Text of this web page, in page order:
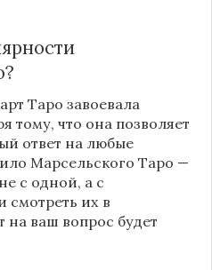
Таро завоевала
тому, что она позволяет
ответ на любые
Марсельского Таро —
с одной, а с
смотреть их в
на ваш вопрос будет